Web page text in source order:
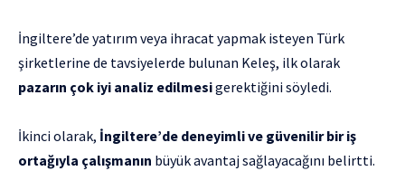
İngiltere’de yatırım veya ihracat yapmak isteyen Türk
şirketlerine de tavsiyelerde bulunan Keleş, ilk olarak
pazarın çok iyi analiz edilmesigerektiğini söyledi.
İkinci olarak, İngiltere’de deneyimli ve güvenilir bir iş
ortağıyla çalışmanın büyük avantaj sağlayacağını belirtti.